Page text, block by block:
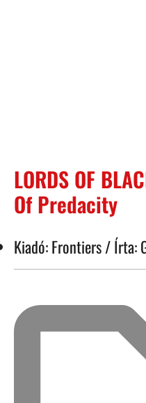
LORDS OF
Of Predacity
Kiadó: Frontiers / Írta: